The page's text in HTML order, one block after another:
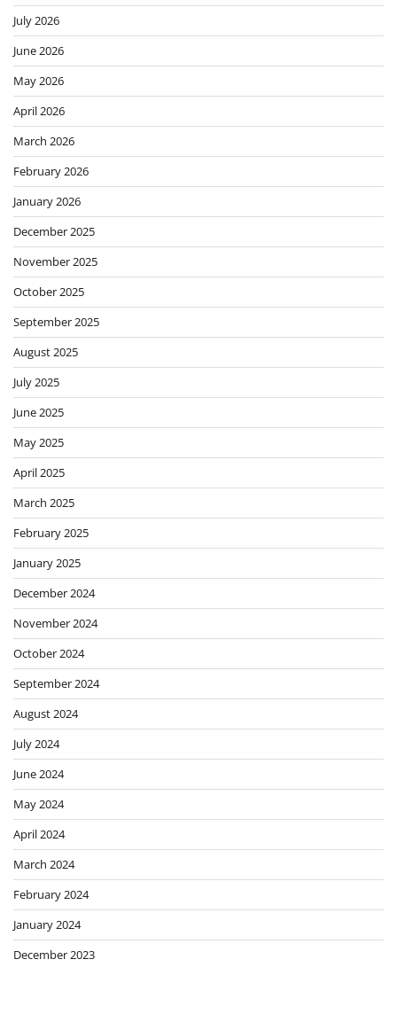
July 2026
June 2026
May 2026
April 2026
March 2026
February 2026
January 2026
December 2025
November 2025
October 2025
September 2025
August 2025
July 2025
June 2025
May 2025
April 2025
March 2025
February 2025
January 2025
December 2024
November 2024
October 2024
September 2024
August 2024
July 2024
June 2024
May 2024
April 2024
March 2024
February 2024
January 2024
December 2023